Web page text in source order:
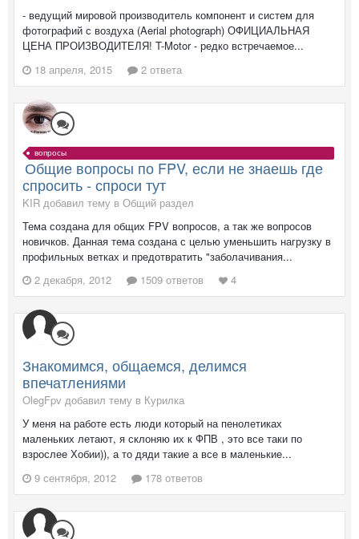
- ведущий мировой производитель компонент и систем для
фотографий с воздуха (Aerial photograph) ОФИЦИАЛЬНАЯ
ЦЕНА ПРОИЗВОДИТЕЛЯ! T-Motor - редко встречаемое...
18 апреля, 2015
2 ответа
вопросы
Общие вопросы по FPV, если не знаешь где
спросить - спроси тут
KIR добавил тему в Общий раздел
Тема создана для общих FPV вопросов, а так же вопросов
новичков. Данная тема создана с целью уменьшить нагрузку в
профильных ветках и предотвратить "заболачивания...
2 декабря, 2012
1509 ответов 4
Знакомимся, общаемся, делимся
впечатлениями
OlegFpv добавил тему в Курилка
У меня на работе есть люди который на пенолетиках
маленьких летают, я склоняю их к ФПВ , это все таки по
взрослее Хобии)), а то дяди такие а все в маленькие...
9 сентября, 2012
178 ответов